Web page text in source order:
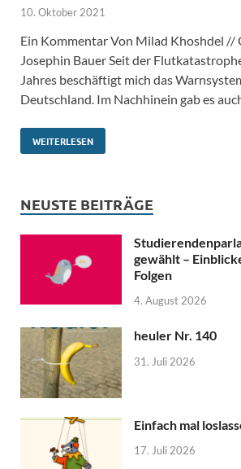
10. Oktober 2021
Ein Kommentar Von Milad Khoshdel //
Josephin Bauer Seit der
Jahres beschäftigt mich das
Deutschland. Im Nachhinein gab es
WEITERLESEN
NEUSTE BEITRÄGE
gewählt –
Folgen
4. August 2026
heuler Nr. 140
31. Juli 2026
Einfach mal
17. Juli 2026